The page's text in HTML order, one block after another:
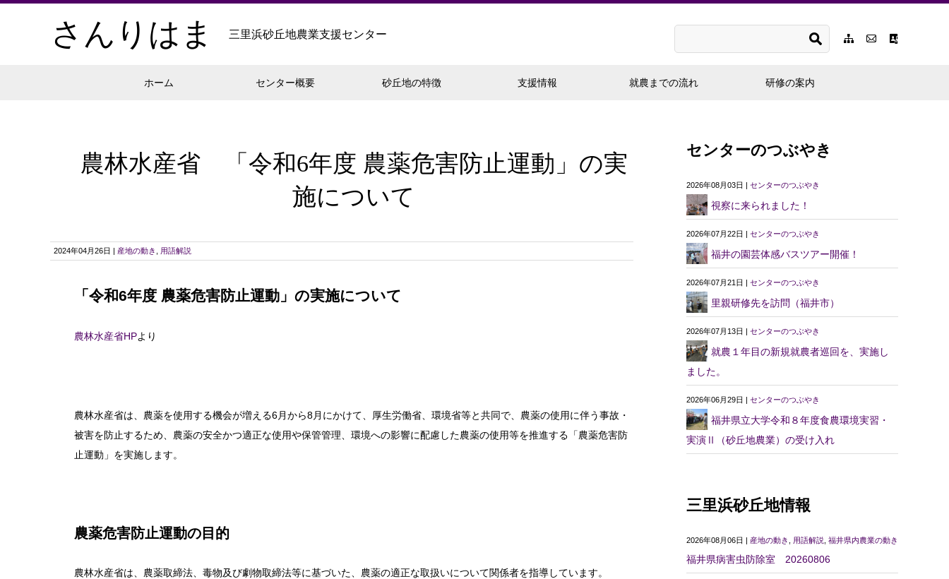
さんりはま 三里浜砂丘地農業支援センター
ホーム センター概要 砂丘地の特徴 支援情報 就農までの流れ 研修の案内
農林水産省 「令和6年度 農薬危害防止運動」の実
施について
2024年04月26日 | 産地の動き 用語解説
「令和6年度 農薬危害防止運動」の実施について
農林水産省HPより
農林水産省は、農薬を使用する機会が増える6月から8月にかけて、厚生労働省、環境省等と共同で、農薬の使用に伴う事故・
被害を防止するため、農薬の安全かつ適正な使用や保管管理、環境への影響に配慮した農薬の使用等を推進する「農薬危害防
止運動」を実施します。
農薬危害防止運動の目的
農林水産省は、農薬取締法、毒物及び劇物取締法等に基づいた、農薬の適正な取扱いについて関係者を指導しています。
センターのつぶやき
2026年08月03日 | センターのつぶやき
視察に来られました！
2026年07月22日 | センターのつぶやき
福井の園芸体感バスツアー開催！
2026年07月21日 | センターのつぶやき
里親研修先を訪問（福井市）
2026年07月13日 | センターのつぶやき
就農１年目の新規就農者巡回を、実施し
ました。
2026年06月29日 | センターのつぶやき
福井県立大学令和８年度食農環境実習・
実演Ⅱ（砂丘地農業）の受け入れ
三里浜砂丘地情報
2026年08月06日 | 産地の動き 用語解説 福井県内農業の動き
福井県病害虫防除室 20260806